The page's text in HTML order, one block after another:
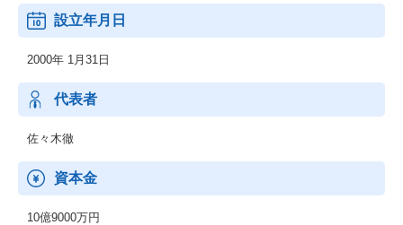
カル、リサーチなど）
設立年月日
2000年 1月31日
代表者
佐々木徹
資本金
10億9000万円